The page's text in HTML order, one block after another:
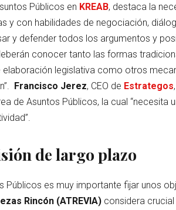
Públicos en KREAB, destaca la
y con habilidades de negociación,
y defender todos los argumentos y
conocer tanto las formas
legislativa como otros
Francisco Jerez, CEO de Estrategos
de Asuntos Públicos, la cual “necesita
de largo plazo
Públicos es muy importante fijar unos
Rincón (ATREVIA) considera